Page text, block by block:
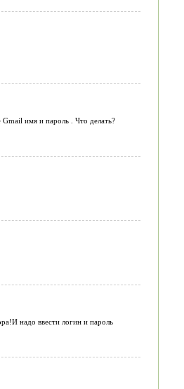
имя и пароль . Что делать?
надо ввести логин и пароль